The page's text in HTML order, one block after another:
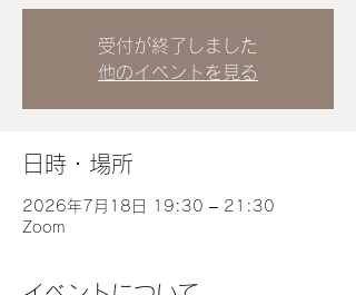
受付が終了しました
他のイベントを見る
日時・場所
2026年7月18日 19:30 – 21:30
Zoom